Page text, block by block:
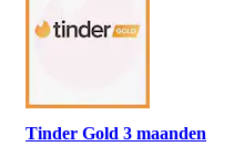
Tinder Gold 3 maanden